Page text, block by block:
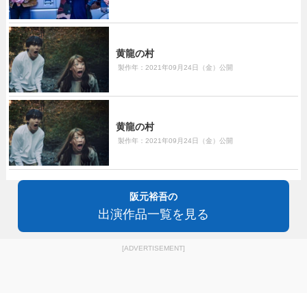
黄龍の村
製作年：2021年09月24日（金）公開
黄龍の村
製作年：2021年09月24日（金）公開
阪元裕吾の
出演作品一覧を見る
[ADVERTISEMENT]